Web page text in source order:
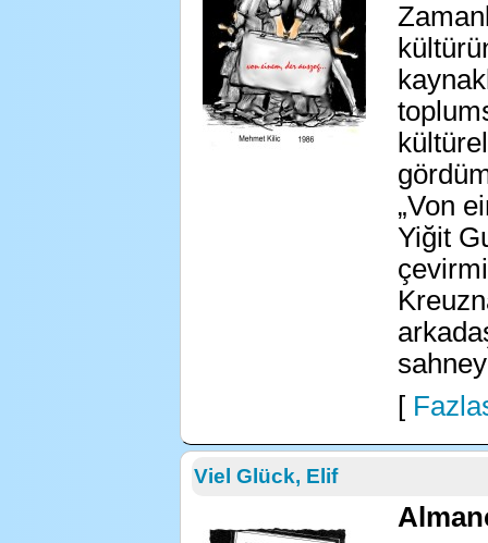
„Von
Yiğit
[
Viel Glück, Elif